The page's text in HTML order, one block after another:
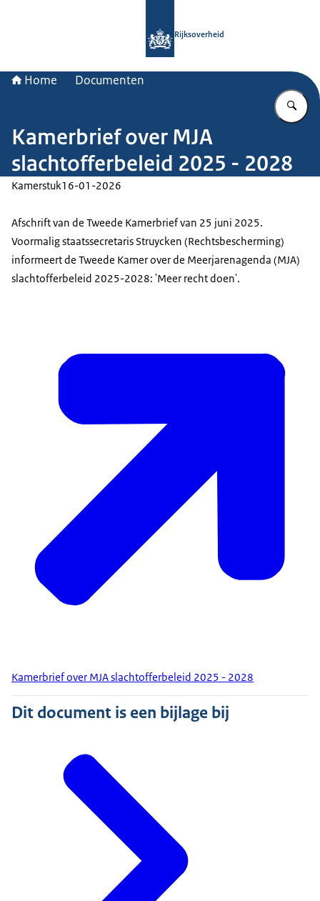
Rijksoverheid
Home Documenten
Kamerbrief over MJA
slachtofferbeleid 2025 - 2028
Kamerstuk16-01-2026
Afschrift van de Tweede Kamerbrief van 25 juni 2025.
Voormalig staatssecretaris Struycken (Rechtsbescherming)
informeert de Tweede Kamer over de Meerjarenagenda (MJA)
slachtofferbeleid 2025-2028: 'Meer recht doen'.
Kamerbrief over MJA slachtofferbeleid 2025 - 2028
Dit document is een bijlage bij